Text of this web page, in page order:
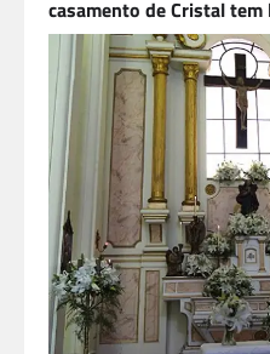
casamento de Cristal